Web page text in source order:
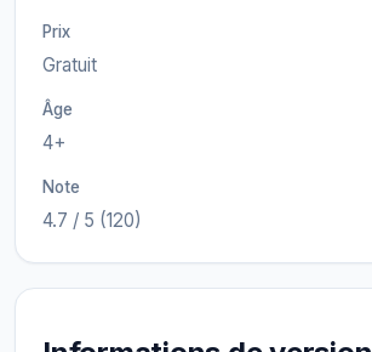
Prix
Gratuit
Âge
4+
Note
4.7 / 5 (120)